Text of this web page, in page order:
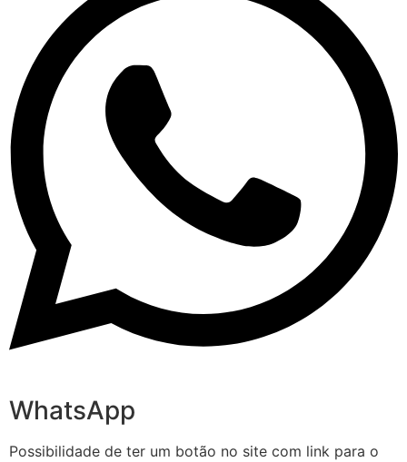
WhatsApp
Possibilidade de ter um botão no site com link para o